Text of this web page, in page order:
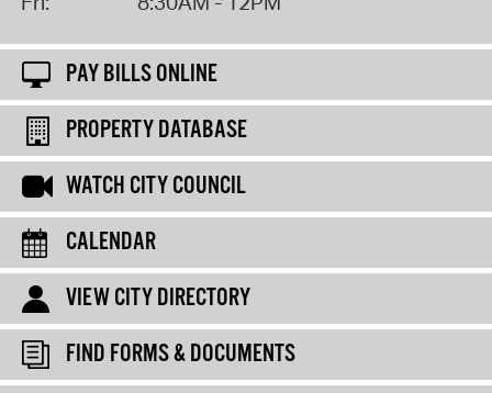
PAY BILLS ONLINE
PROPERTY DATABASE
WATCH CITY COUNCIL
CALENDAR
VIEW CITY DIRECTORY
FIND FORMS & DOCUMENTS